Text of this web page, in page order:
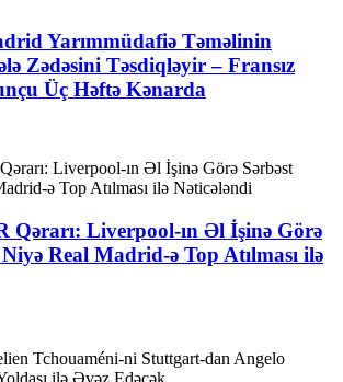
Yarımmüdafiə Təməlinin
Zədəsini Təsdiqləyir – Fransız
Üç Həftə Kənarda
Qərarı: Liverpool-ın Əl İşinə Görə
Real Madrid-ə Top Atılması ilə